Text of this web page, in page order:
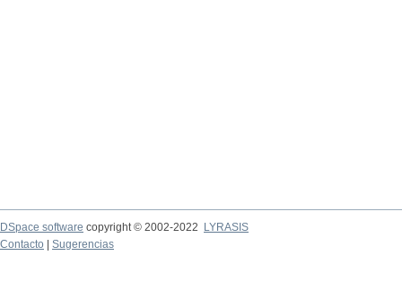
DSpace software copyright © 2002-2022
LYRASIS
Contacto
Sugerencias